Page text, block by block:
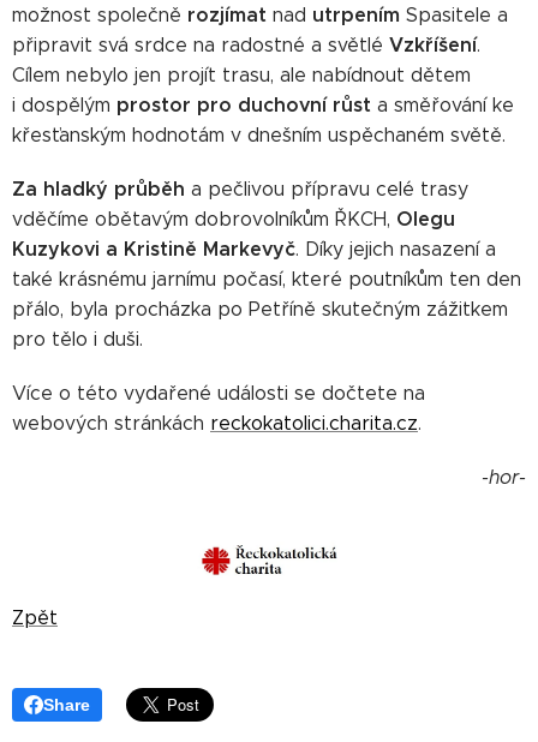
možnost společně rozjímat nad utrpením Spasitele a
připravit svá srdce na radostné a světlé Vzkříšení.
Cílem nebylo jen projít trasu, ale nabídnout dětem
i dospělým prostor pro duchovní růst a směřování ke
křesťanským hodnotám v dnešním uspěchaném světě.
Za hladký průběh a pečlivou přípravu celé trasy
vděčíme obětavým dobrovolníkům ŘKCH, Olegu
Kuzykovi a Kristině Markevyč. Díky jejich nasazení a
také krásnému jarnímu počasí, které poutníkům ten den
přálo, byla procházka po Petříně skutečným zážitkem
pro tělo i duši.
Více o této vydařené události se dočtete na
webových stránkách reckokatolici.charita.cz.
-hor-
Zpět
Share